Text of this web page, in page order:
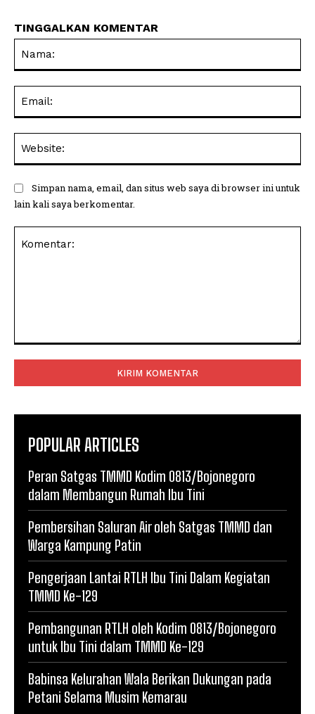
TINGGALKAN KOMENTAR
Simpan nama, email, dan situs web saya di browser ini untuk
lain kali saya berkomentar.
POPULAR ARTICLES
Peran Satgas TMMD Kodim 0813/Bojonegoro
dalam Membangun Rumah Ibu Tini
Pembersihan Saluran Air oleh Satgas TMMD dan
Warga Kampung Patin
Pengerjaan Lantai RTLH Ibu Tini Dalam Kegiatan
TMMD Ke-129
Pembangunan RTLH oleh Kodim 0813/Bojonegoro
untuk Ibu Tini dalam TMMD Ke-129
Babinsa Kelurahan Wala Berikan Dukungan pada
Petani Selama Musim Kemarau